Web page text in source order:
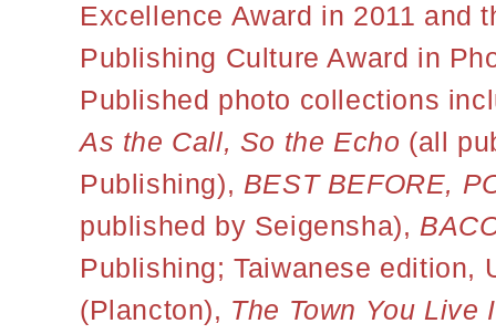
Excellence Award in 2011 and
Publishing Culture Award in
Published photo collections
As the Call, So the Echo (all
Publishing), BEST BEFORE,
published by Seigensha),
Publishing; Taiwanese edition,
(Plancton), The Town You Live